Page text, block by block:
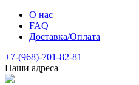
О нас
FAQ
Доставка/Оплата
+7-(968)-701-82-81
Наши адреса